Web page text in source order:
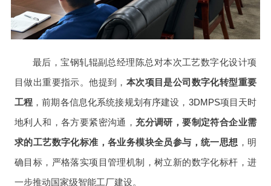
最后，宝钢轧辊副总经理陈总对本次工艺数字化设计项
目做出重要指示。他提到， 本次项目是公司数字化转型重要
工程 ，前期各信息化系统接规划有序建设， 3DMPS项目天时
地利人和，各方要紧密沟通， 充分调研 ，要制定符合企业需
求的工艺数字化标准，各业务模块全员参与，统一思想 ，明
确目标，严格落实项目管理机制，树立新的数字化标杆，进
一步推动国家级智能工厂建设。